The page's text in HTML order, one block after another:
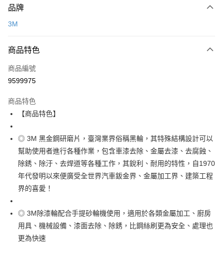
信用卡一次付款
LINE Pay
Apple Pay
運送方式
全家取貨付款
每筆NT$60
付款後全家取貨
每筆NT$60
7-11取貨付款
付款後7-11取貨
每筆NT$60
品牌
3M
商品特色
商品編號
9599975
商品特色
【商品特色】
◎ 3M 黑金鋼研磨片，臺灣業界俗稱黑輪，其特殊結構設計可以
幫助使用者進行各種作業，包含車漆去除、金屬去漆、去腐蝕、
除銹、除汙、去焊道等各種工作，其銳利、耐用的特性，自1970
年代發明以來便廣受全世界汽車鈑金界、金屬加工界、建築工程
界的喜愛！
◎ 3M除漆輪配合手提砂輪機使用，適用於各類金屬加工、廚房
用具、機械設備、漆面去除、除銹，比鋼絲刷更為安全、處理也
更為快速